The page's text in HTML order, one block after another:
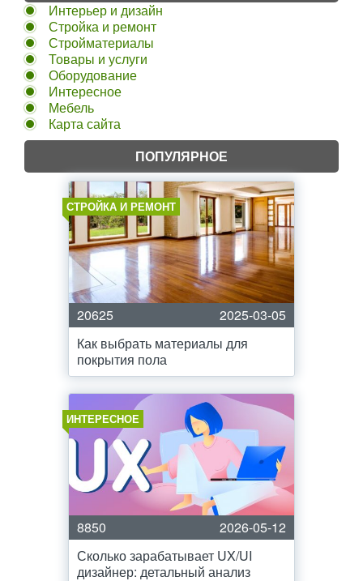
Интерьер и дизайн
Стройка и ремонт
Стройматериалы
Товары и услуги
Оборудование
Интересное
Мебель
Карта сайта
ПОПУЛЯРНОЕ
СТРОЙКА И РЕМОНТ
20625
2025-03-05
Как выбрать материалы для
покрытия пола
ИНТЕРЕСНОЕ
8850
2026-05-12
Сколько зарабатывает UX/UI
дизайнер: детальный анализ